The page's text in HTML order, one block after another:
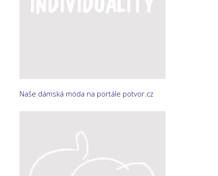
Naše dámská móda na portále potvor.cz